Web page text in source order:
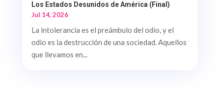
Los Estados Desunidos de América (Final)
Jul 14, 2026
La intolerancia es el preámbulo del odio, y el
odio es la destrucción de una sociedad. Aquellos
que llevamos en...